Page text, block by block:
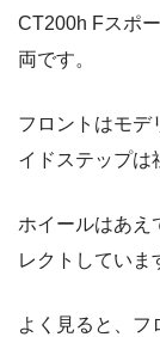
CT200h Fスポ
両です。
フロントはモデ
イドステップは
ホイールはあえ
レクトしていま
よく見ると、フ